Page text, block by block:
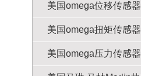
美国omega位移传感器
美国omega扭矩传感器
美国omega压力传感器